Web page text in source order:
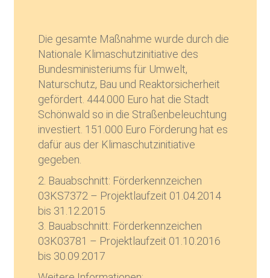
Die gesamte Maßnahme wurde durch die
Nationale Klimaschutzinitiative des
Bundesministeriums für Umwelt,
Naturschutz, Bau und Reaktorsicherheit
gefördert. 444.000 Euro hat die Stadt
Schönwald so in die Straßenbeleuchtung
investiert. 151.000 Euro Förderung hat es
dafür aus der Klimaschutzinitiative
gegeben.
2. Bauabschnitt: Förderkennzeichen
03KS7372 – Projektlaufzeit 01.04.2014
bis 31.12.2015
3. Bauabschnitt: Förderkennzeichen
03K03781 – Projektlaufzeit 01.10.2016
bis 30.09.2017